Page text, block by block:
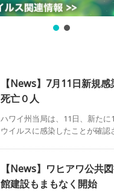
【News】7月11日新規感
死亡０人
ハワイ州当局は、11日、新たに
ウイルスに感染したことが確認
【News】ワヒアワ公共
館建設もまもなく開始